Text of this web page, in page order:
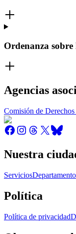
Ordenanza
Agencias
Comisión de
Nuestra
Servicios
Política
Política de privacidad